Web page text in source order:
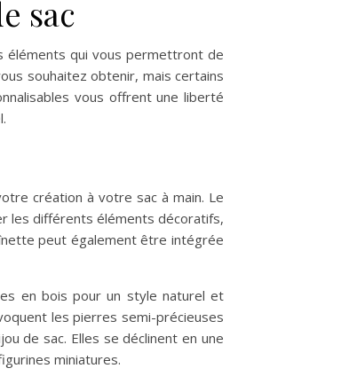
sac
éléments qui vous permettront de
souhaitez obtenir, mais certains
vous offrent une liberté
création à votre sac à main. Le
les différents éléments décoratifs,
peut également être intégrée
en bois pour un style naturel et
les pierres semi-précieuses
de sac. Elles se déclinent en une
miniatures.